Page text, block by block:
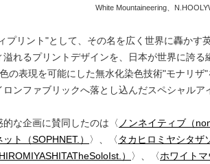
White Mountaineering、
プリント"として、その名を広く世界に轟かす
溢れるプリントデザインを、日本が世界に誇る
の表現を可能にした無水化染色技術"モナリザ
ロンファブリックへ落とし込んだスペシャルア
的な企画に賛同したのは〈 ノンネイティブ（
ット（SOPHNET.） 〉、〈 タカヒロミヤシタザ
）
〉、〈ホワイト